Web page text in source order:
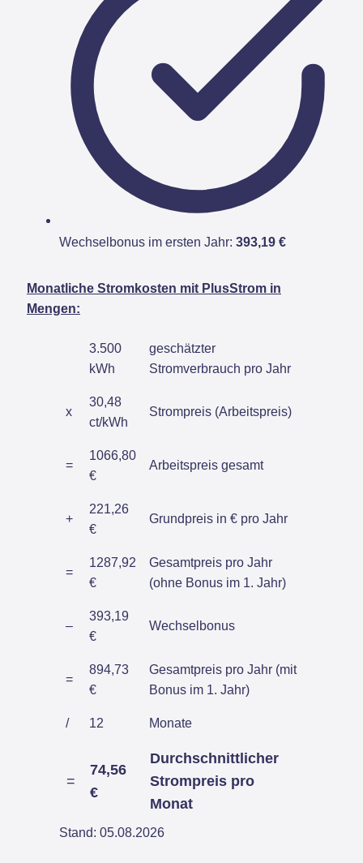
Wechselbonus im ersten Jahr: 393,19 €
Monatliche Stromkosten mit PlusStrom in
Mengen:
3.500
kWh
geschätzter
Stromverbrauch pro Jahr
x
30,48
ct/kWh
Strompreis (Arbeitspreis)
=
1066,80
€
Arbeitspreis gesamt
+
221,26
€
Grundpreis in € pro Jahr
=
1287,92
€
Gesamtpreis pro Jahr
(ohne Bonus im 1. Jahr)
–
393,19
€
Wechselbonus
=
894,73
€
Gesamtpreis pro Jahr (mit
Bonus im 1. Jahr)
/ 12 Monate
=
74,56
€
Durchschnittlicher
Strompreis pro
Monat
Stand: 05.08.2026